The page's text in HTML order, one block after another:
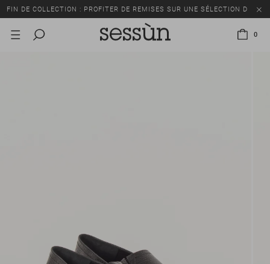
FIN DE COLLECTION : PROFITER DE REMISES SUR UNE SÉLECTION
0